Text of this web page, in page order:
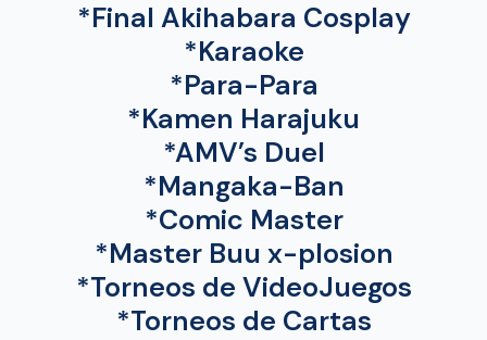
*Final Akihabara Cosplay
*Karaoke
*Para-Para
*Kamen Harajuku
*AMV’s Duel
*Mangaka-Ban
*Comic Master
*Master Buu x-plosion
*Torneos de VideoJuegos
*Torneos de Cartas